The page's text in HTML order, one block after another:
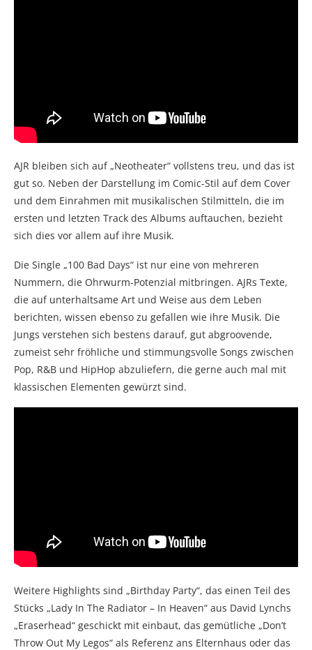
AJR bleiben sich auf „Neotheater“ vollstens treu, und das ist
gut so. Neben der Darstellung im Comic-Stil auf dem Cover
und dem Einrahmen mit musikalischen Stilmitteln, die im
ersten und letzten Track des Albums auftauchen, bezieht
sich dies vor allem auf ihre Musik.
Die Single „100 Bad Days“ ist nur eine von mehreren
Nummern, die Ohrwurm-Potenzial mitbringen. AJRs Texte,
die auf unterhaltsame Art und Weise aus dem Leben
berichten, wissen ebenso zu gefallen wie ihre Musik. Die
Jungs verstehen sich bestens darauf, gut abgroovende,
zumeist sehr fröhliche und stimmungsvolle Songs zwischen
Pop, R&B und HipHop abzuliefern, die gerne auch mal mit
klassischen Elementen gewürzt sind.
Weitere Highlights sind „Birthday Party“, das einen Teil des
Stücks „Lady In The Radiator – In Heaven“ aus David Lynchs
„Eraserhead“ geschickt mit einbaut, das gemütliche „Don’t
Throw Out My Legos“ als Referenz ans Elternhaus oder das